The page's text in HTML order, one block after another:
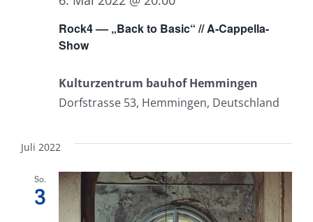
Rock4 –– „Back to Basic“ // A-Cappella-
Show
Kulturzentrum bauhof Hemmingen
Dorfstrasse 53, Hemmingen, Deutschland
Juli 2022
So.
3